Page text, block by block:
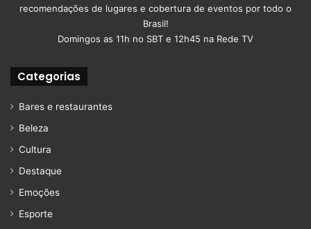
recomendações de lugares e cobertura de eventos por todo o
Brasil!
Domingos as 11h no SBT e 12h45 na Rede TV
Categorias
Bares e restaurantes
Beleza
Cultura
Destaque
Emoções
Esporte